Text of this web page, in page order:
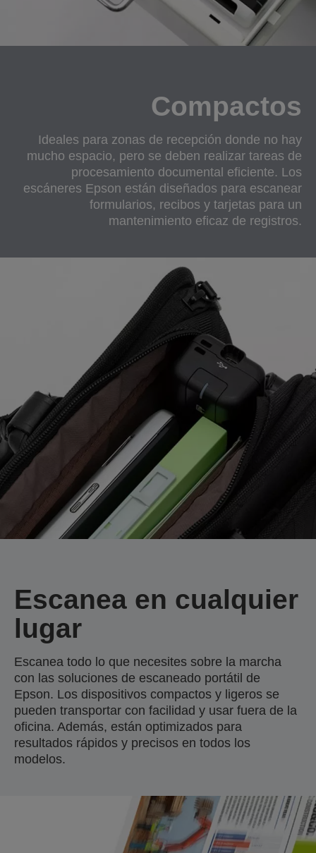
Compactos
Ideales para zonas de recepción donde no hay
mucho espacio, pero se deben realizar tareas de
procesamiento documental eficiente. Los
escáneres Epson están diseñados para escanear
formularios, recibos y tarjetas para un
mantenimiento eficaz de registros.
Escanea en cualquier
lugar
Escanea todo lo que necesites sobre la marcha
con las soluciones de escaneado portátil de
Epson. Los dispositivos compactos y ligeros se
pueden transportar con facilidad y usar fuera de la
oficina. Además, están optimizados para
resultados rápidos y precisos en todos los
modelos.